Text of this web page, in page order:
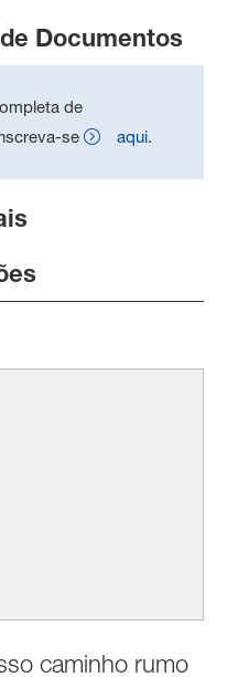
Documentos
de
se
aqui.
caminho rumo